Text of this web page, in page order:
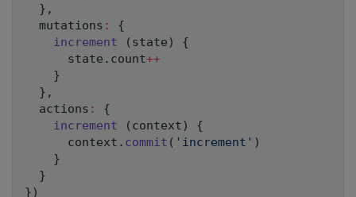
} ,
  mutations
:
{
increment
( state )
{
      state
. count++
}
} ,
  actions
:
{
increment
( context )
{
      context
. commit ( 'increment' )
}
}
} )